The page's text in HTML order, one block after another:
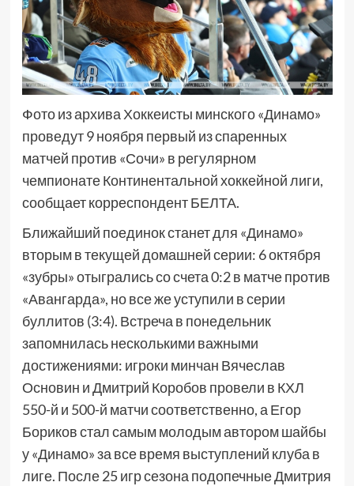
Фото из архива Хоккеисты минского «Динамо»
проведут 9 ноября первый из спаренных
матчей против «Сочи» в регулярном
чемпионате Континентальной хоккейной лиги,
сообщает корреспондент БЕЛТА.
Ближайший поединок станет для «Динамо»
вторым в текущей домашней серии: 6 октября
«зубры» отыгрались со счета 0:2 в матче против
«Авангарда», но все же уступили в серии
буллитов (3:4). Встреча в понедельник
запомнилась несколькими важными
достижениями: игроки минчан Вячеслав
Основин и Дмитрий Коробов провели в КХЛ
550-й и 500-й матчи соответственно, а Егор
Бориков стал самым молодым автором шайбы
у «Динамо» за все время выступлений клуба в
лиге. После 25 игр сезона подопечные Дмитрия